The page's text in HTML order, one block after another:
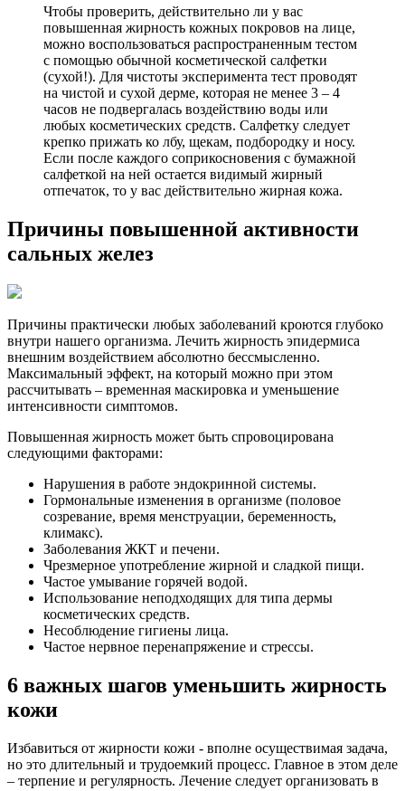
Чтобы проверить, действительно ли у вас
повышенная жирность кожных покровов на лице,
можно воспользоваться распространенным тестом
с помощью обычной косметической салфетки
(сухой!). Для чистоты эксперимента тест проводят
на чистой и сухой дерме, которая не менее 3 – 4
часов не подвергалась воздействию воды или
любых косметических средств. Салфетку следует
крепко прижать ко лбу, щекам, подбородку и носу.
Если после каждого соприкосновения с бумажной
салфеткой на ней остается видимый жирный
отпечаток, то у вас действительно жирная кожа.
Причины повышенной активности
сальных желез
Причины практически любых заболеваний кроются глубоко
внутри нашего организма. Лечить жирность эпидермиса
внешним воздействием абсолютно бессмысленно.
Максимальный эффект, на который можно при этом
рассчитывать – временная маскировка и уменьшение
интенсивности симптомов.
Повышенная жирность может быть спровоцирована
следующими факторами:
Нарушения в работе эндокринной системы.
Гормональные изменения в организме (половое
созревание, время менструации, беременность,
климакс).
Заболевания ЖКТ и печени.
Чрезмерное употребление жирной и сладкой пищи.
Частое умывание горячей водой.
Использование неподходящих для типа дермы
косметических средств.
Несоблюдение гигиены лица.
Частое нервное перенапряжение и стрессы.
6 важных шагов уменьшить жирность
кожи
Избавиться от жирности кожи - вполне осуществимая задача,
но это длительный и трудоемкий процесс. Главное в этом деле
– терпение и регулярность. Лечение следует организовать в